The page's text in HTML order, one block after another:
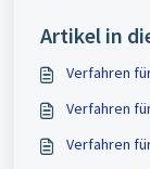
Artikel in
Verfahren
Verfahren
Verfahren